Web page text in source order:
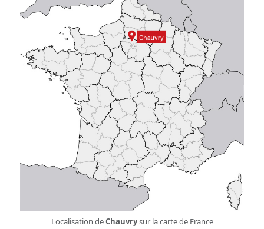
Localisation deChauvrysur la carte de France